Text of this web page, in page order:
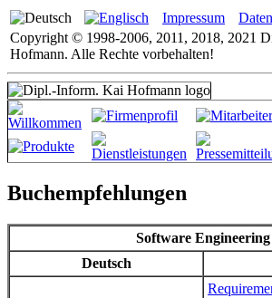
Impressum
Copyright © 1998-2006, 2011, 2018, 2021
Hofmann. Alle Rechte vorbehalten!
Buchempfehlungen
Software Engineering
Deutsch